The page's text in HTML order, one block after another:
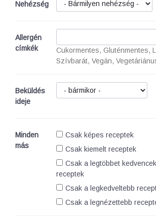
Nehézség
Allergén
címkék
Cukormentes, Gluténmentes,
Szívbarát, Vegán,
Beküldés
ideje
Minden
más
Csak képes receptek
Csak kiemelt receptek
Csak a legtöbbet
receptek
Csak a legkedveltebb
Csak a legnézettebb